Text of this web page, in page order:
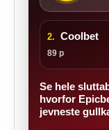
2. Coolbet
89 p
Se hele
hvorfor
jevneste